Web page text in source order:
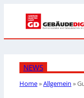
NEWS
Home»Allgemein »